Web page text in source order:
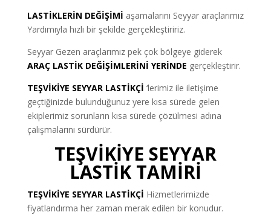
LASTİKLERİN DEĞİŞİMİ aşamalarını Seyyar araçlarımız
Yardımıyla hızlı bir şekilde gerçekleştiririz.
Seyyar Gezen araçlarımız pek çok bölgeye giderek
ARAÇ LASTİK DEĞİŞİMLERİNİ YERİNDE gerçekleştirir.
TEŞVİKİYE SEYYAR LASTİKÇİ ‘lerimiz ile iletişime
geçtiğinizde bulunduğunuz yere kısa sürede gelen
ekiplerimiz sorunların kısa sürede çözülmesi adına
çalışmalarını sürdürür.
TEŞVİKİYE SEYYAR
LASTİK TAMİRİ
TEŞVİKİYE SEYYAR LASTİKÇİ Hizmetlerimizde
fiyatlandırma her zaman merak edilen bir konudur.